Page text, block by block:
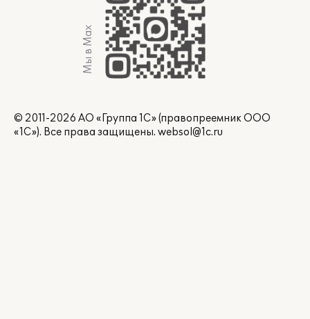
Мы в Max
© 2011-2026 АО «Группа 1С» (правопреемник ООО
«1С»). Все права защищены. websol@1c.ru